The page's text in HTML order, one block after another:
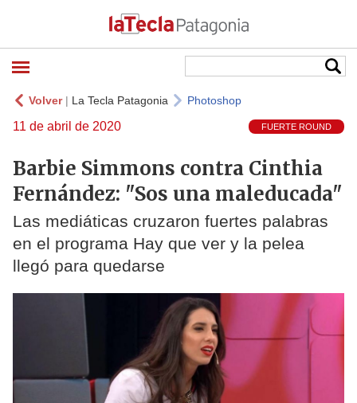
Volver| La Tecla Patagonia Photoshop
11 de abril de 2020 FUERTE ROUND
Barbie Simmons contra Cinthia
Fernández: "Sos una maleducada"
Las mediáticas cruzaron fuertes palabras
en el programa Hay que ver y la pelea
llegó para quedarse